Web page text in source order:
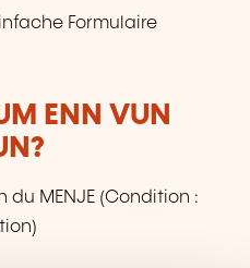
Formulaire
ENN VUN
MENJE (Condition :